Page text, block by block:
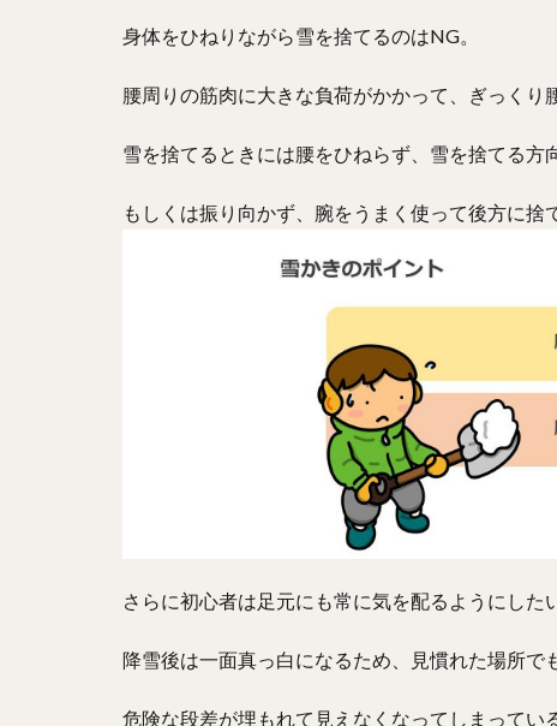
身体をひねりながら雪を捨てるのはNG。
腰周りの筋肉に大きな負荷がかかって、ぎっくり
雪を捨てるときには腰をひねらず、雪を捨てる方
もしくは振り向かず、腕をうまく使って後方に捨
さらに初心者は足元にも常に気を配るようにした
降雪後は一面真っ白になるため、見慣れた場所で
危険な段差が埋もれて見えなくなってしまって